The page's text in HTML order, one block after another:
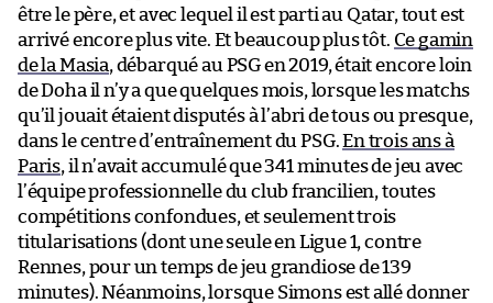
être le père, et avec lequel il est parti au Qatar, tout est
arrivé encore plus vite. Et beaucoup plus tôt. Ce gamin
de la Masia, débarqué au PSG en 2019, était encore loin
de Doha il n’y a que quelques mois, lorsque les matchs
qu’il jouait étaient disputés à l’abri de tous ou presque,
dans le centre d’entraînement du PSG.En trois ans à
Paris, il n’avait accumulé que 341 minutes de jeu avec
l’équipe professionnelle du club francilien, toutes
compétitions confondues, et seulement trois
titularisations (dont une seule en Ligue 1, contre
Rennes, pour un temps de jeu grandiose de 139
minutes). Néanmoins, lorsque Simons est allé donner